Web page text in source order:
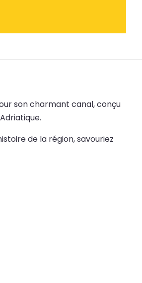
son charmant canal, conçu
de la région, savouriez